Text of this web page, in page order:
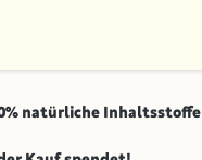
natürliche Inhaltsstoffe